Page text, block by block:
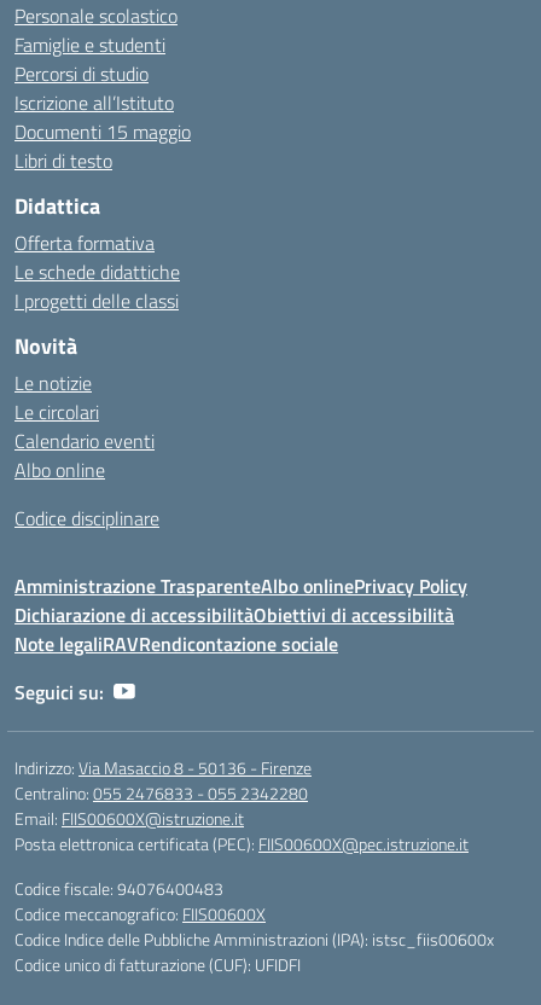
Personale scolastico
Famiglie e studenti
Percorsi di studio
Iscrizione all’Istituto
Documenti 15 maggio
Libri di testo
Didattica
Offerta formativa
Le schede didattiche
I progetti delle classi
Novità
Le notizie
Le circolari
Calendario eventi
Albo online
Codice disciplinare
Amministrazione TrasparenteAlbo onlinePrivacy Policy
Dichiarazione di accessibilitàObiettivi di accessibilità
Note legaliRAVRendicontazione sociale
Seguici su:
Indirizzo:Via Masaccio 8 - 50136 - Firenze
Centralino:055 2476833 - 055 2342280
Email: FIIS00600X@istruzione.it
Posta elettronica certificata (PEC): FIIS00600X@pec.istruzione.it
Codice fiscale: 94076400483
Codice meccanografico: FIIS00600X
Codice Indice delle Pubbliche Amministrazioni (IPA): istsc_fiis00600x
Codice unico di fatturazione (CUF): UFIDFI